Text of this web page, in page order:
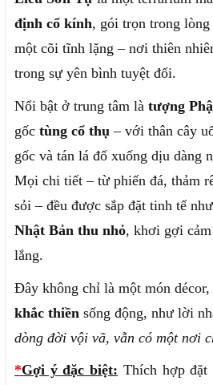
định cổ kính, gói trọn trong
một cõi tĩnh lặng – nơi thiên
trong sự yên bình tuyệt đối.
Nổi bật ở trung tâm là tượng
gốc tùng cổ thụ – với thân cây
gốc và tán lá đổ xuống dịu dàng
Mọi chi tiết – từ phiến đá, thảm
sỏi – đều được sắp đặt tinh tế
Nhật Bản thu nhỏ, khơi gợi
lắng.
Đây không chỉ là một món
khắc thiền sống động, như lời
dòng đời vội vã, vẫn có một nơi
*Gợi ý đặc biệt: Thích hợp đặt